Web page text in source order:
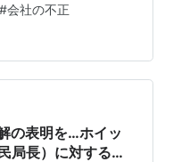
うに言った。 「警察
市や県とは異なる点
なく、『捜査』だと
意を払って『捜査』
る管理職"さんの存
す…
#会社の不正
の表明を…ホイッ
局長）に対する齋